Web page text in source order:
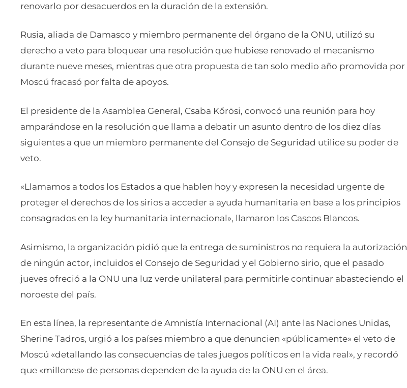
renovarlo por desacuerdos en la duración de la extensión.
Rusia, aliada de Damasco y miembro permanente del órgano de la ONU, utilizó su
derecho a veto para bloquear una resolución que hubiese renovado el mecanismo
durante nueve meses, mientras que otra propuesta de tan solo medio año promovida por
Moscú fracasó por falta de apoyos.
El presidente de la Asamblea General, Csaba Kőrösi, convocó una reunión para hoy
amparándose en la resolución que llama a debatir un asunto dentro de los diez días
siguientes a que un miembro permanente del Consejo de Seguridad utilice su poder de
veto.
«Llamamos a todos los Estados a que hablen hoy y expresen la necesidad urgente de
proteger el derechos de los sirios a acceder a ayuda humanitaria en base a los principios
consagrados en la ley humanitaria internacional», llamaron los Cascos Blancos.
Asimismo, la organización pidió que la entrega de suministros no requiera la autorización
de ningún actor, incluidos el Consejo de Seguridad y el Gobierno sirio, que el pasado
jueves ofreció a la ONU una luz verde unilateral para permitirle continuar abasteciendo el
noroeste del país.
En esta línea, la representante de Amnistía Internacional (AI) ante las Naciones Unidas,
Sherine Tadros, urgió a los países miembro a que denuncien «públicamente» el veto de
Moscú «detallando las consecuencias de tales juegos políticos en la vida real», y recordó
que «millones» de personas dependen de la ayuda de la ONU en el área.